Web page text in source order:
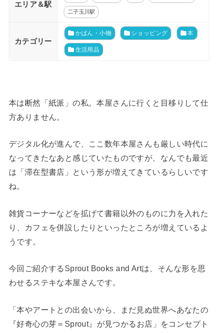
エリア＆駅
二子玉川駅
カテゴリー
かばん・小物 ショッピング 本
生活用品
本は断然「紙派」の私。本屋さんに行くと目移りして仕
方ありません。
デジタル化が進んで、ここ数年本屋さんも厳しい時代に
なってきたなあと感じていたものですが、なんでも最近
は「滞在型書店」という形が増えてきているらしいです
ね。
雑貨コーナーなどを拡げて書籍以外のものに力を入れた
り、カフェを併設したりといったところが増えているよ
うです。
今回ご紹介するSprout Books and Artは、そんな形を思
わせるステキな本屋さんです。
「本やアートとの出会いから、まだ見ぬ世界へあなたの
『好奇心の芽＝Sprout』が見つかるお店」をコンセプト